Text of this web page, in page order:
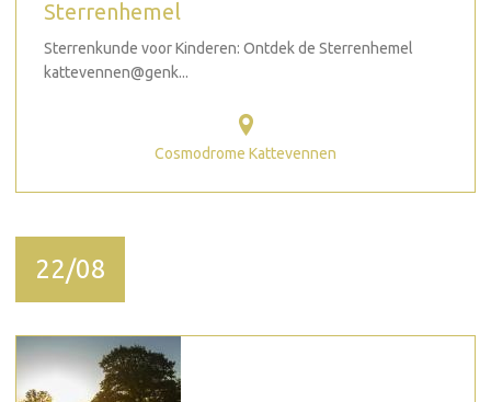
Sterrenhemel
Sterrenkunde voor Kinderen: Ontdek de Sterrenhemel
kattevennen@genk...
Cosmodrome Kattevennen
22/08